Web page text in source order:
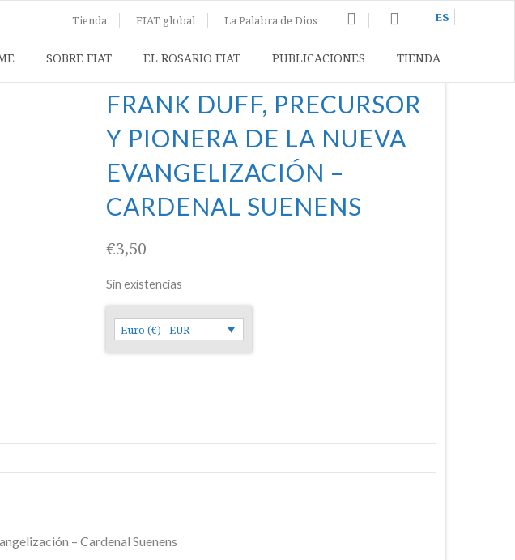
Tienda FIAT global La Palabra de Dios ES
SOBRE FIAT EL ROSARIO FIAT PUBLICACIONES TIENDA
FRANK DUFF, PRECURSOR
Y PIONERA DE LA NUEVA
EVANGELIZACIÓN –
CARDENAL SUENENS
€3,50
Sin existencias
Euro (€) - EUR
– Cardenal Suenens